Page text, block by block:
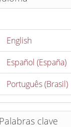
English
Español (España)
Português (Brasil)
Palabras clave